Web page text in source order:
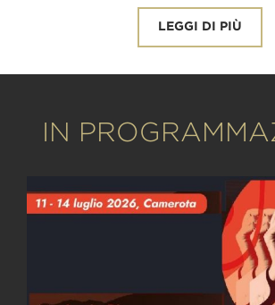
LEGGI DI PIÙ
IN